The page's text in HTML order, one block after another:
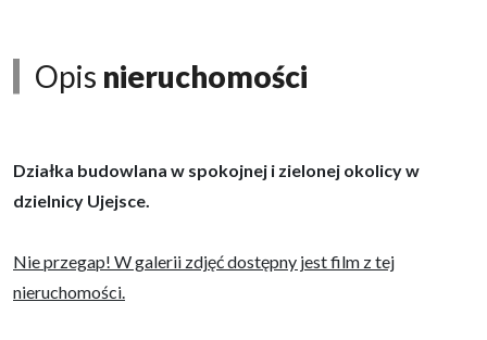
Opis nieruchomości
Działka budowlana w spokojnej i zielonej okolicy w
dzielnicy Ujejsce.
Nie przegap! W galerii zdjęć dostępny jest film z tej
nieruchomości.